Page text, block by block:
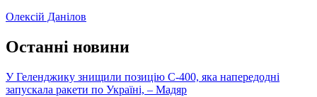
Олексій Данілов
Останні новини
У Геленджику знищили позицію С-400, яка напередодні
запускала ракети по Україні, – Мадяр